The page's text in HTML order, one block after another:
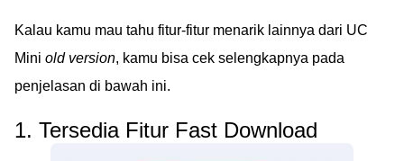
Kalau kamu mau tahu fitur-fitur menarik lainnya dari UC
Mini old version, kamu bisa cek selengkapnya pada
penjelasan di bawah ini.
1. Tersedia Fitur Fast Download